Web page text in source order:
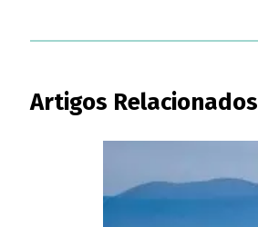
Artigos Relacionados